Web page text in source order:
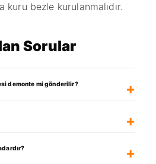
bezle kurulanmalıdır.
Sorular
demonte mi gönderilir?